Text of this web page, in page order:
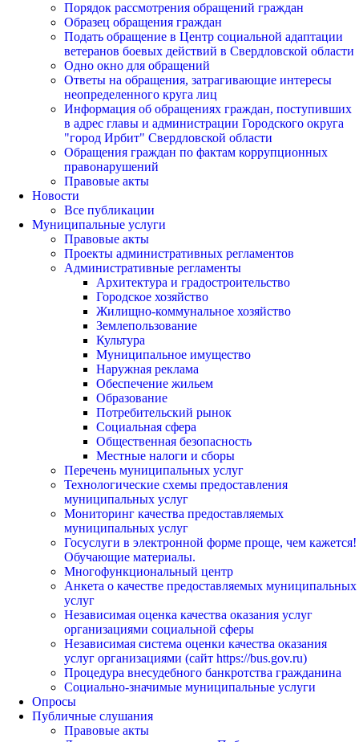
Порядок рассмотрения обращений граждан
Образец обращения граждан
Подать обращение в Центр социальной адаптации
ветеранов боевых действий в Свердловской области
Одно окно для обращений
Ответы на обращения, затрагивающие интересы
неопределенного круга лиц
Информация об обращениях граждан, поступивших
в адрес главы и администрации Городского округа
"город Ирбит" Свердловской области
Обращения граждан по фактам коррупционных
правонарушений
Правовые акты
Новости
Все публикации
Муниципальные услуги
Правовые акты
Проекты административных регламентов
Административные регламенты
Архитектура и градостроительство
Городское хозяйство
Жилищно-коммунальное хозяйство
Землепользование
Культура
Муниципальное имущество
Наружная реклама
Обеспечение жильем
Образование
Потребительский рынок
Социальная сфера
Общественная безопасность
Местные налоги и сборы
Перечень муниципальных услуг
Технологические схемы предоставления
муниципальных услуг
Мониторинг качества предоставляемых
муниципальных услуг
Госуслуги в электронной форме проще, чем кажется!
Обучающие материалы.
Многофункциональный центр
Анкета о качестве предоставляемых муниципальных
услуг
Независимая оценка качества оказания услуг
организациями социальной сферы
Независимая система оценки качества оказания
услуг организациями (сайт https://bus.gov.ru)
Процедура внесудебного банкротства гражданина
Социально-значимые муниципальные услуги
Опросы
Публичные слушания
Правовые акты